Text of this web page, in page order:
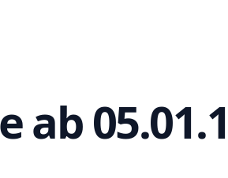
ab